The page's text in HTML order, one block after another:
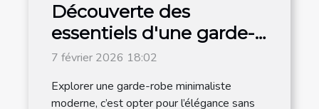
Découverte des
essentiels d'une garde-
robe minimaliste
7 février 2026 18:02
Explorer une garde-robe minimaliste
moderne, c’est opter pour l’élégance sans